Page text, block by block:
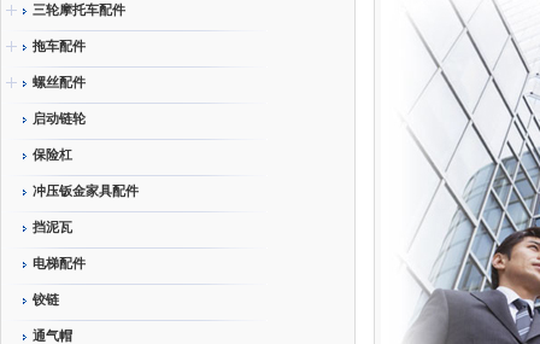
三轮摩托车配件
拖车配件
螺丝配件
启动链轮
保险杠
冲压钣金家具配件
挡泥瓦
电梯配件
铰链
通气帽